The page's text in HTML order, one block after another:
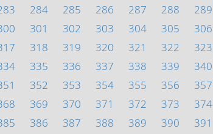
284 285 286 287 288 289
301 302 303 304 305 306
318 319 320 321 322 323
335 336 337 338 339 340
352 353 354 355 356 357
369 370 371 372 373 374
386 387 388 389 390 391